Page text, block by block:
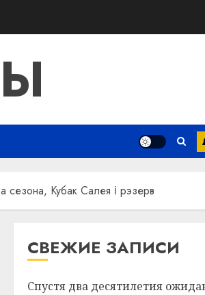
сезона, Кубак Салея і рэзерв
СВЕЖИЕ ЗАПИСИ
Спустя два десятилетия